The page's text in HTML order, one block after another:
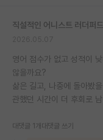
직설적인 어니스트 러더퍼드
영어 점수가 없고 성적이
않을까요?
삶은 길고, 나중에 돌아봤
관했던 시간이 더 후회로 남
대댓글 1개 대댓글 쓰기